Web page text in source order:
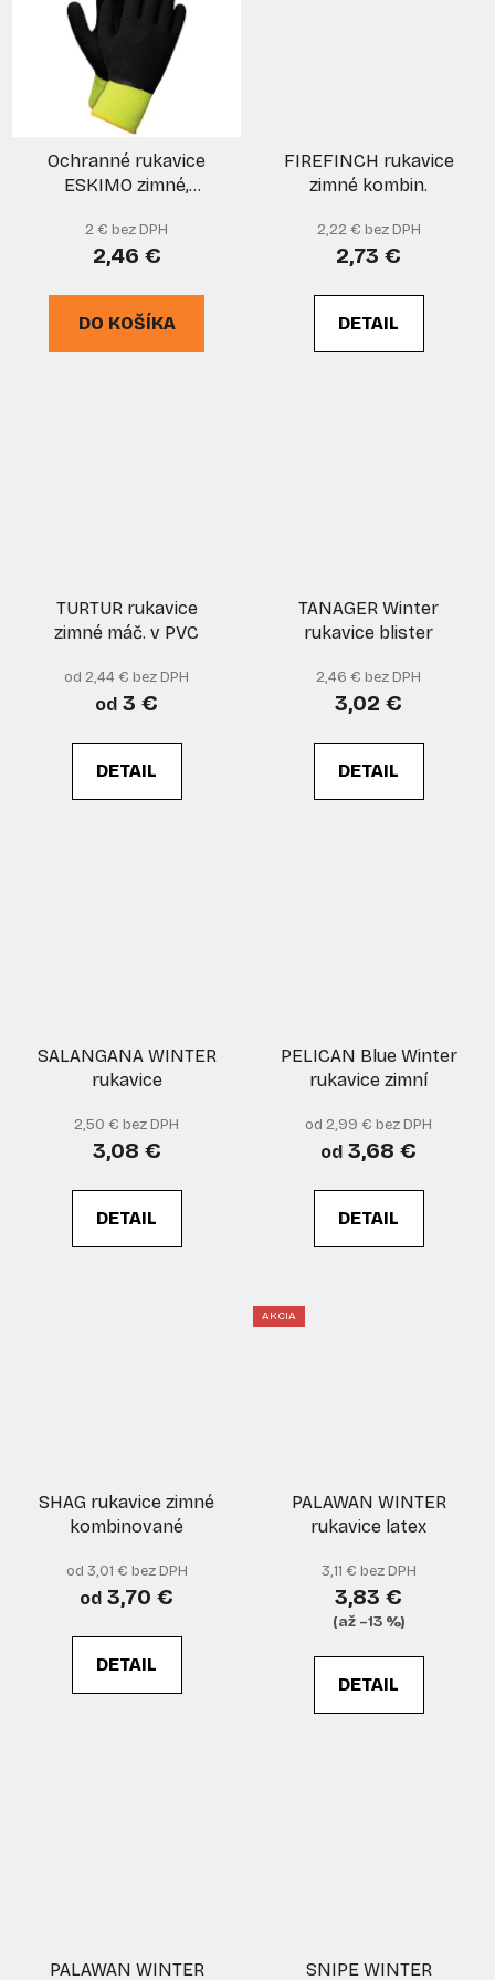
Ochranné rukavice
ESKIMO zimné,
veľkosť 9, VASKO
2 € bez DPH
2,46 €
DO KOŠÍKA
FIREFINCH rukavice
zimné kombin.
2,22 € bez DPH
2,73 €
DETAIL
TURTUR rukavice
zimné máč. v PVC
od 2,44 € bez DPH
od 3 €
DETAIL
TANAGER Winter
rukavice blister
2,46 € bez DPH
3,02 €
DETAIL
SALANGANA WINTER
rukavice
2,50 € bez DPH
3,08 €
DETAIL
PELICAN Blue Winter
rukavice zimní
od 2,99 € bez DPH
od 3,68 €
DETAIL
SHAG rukavice zimné
kombinované
od 3,01 € bez DPH
od 3,70 €
DETAIL
AKCIA
PALAWAN WINTER
rukavice latex
3,11 € bez DPH
3,83 €
(až –13 %)
DETAIL
PALAWAN WINTER SNIPE WINTER